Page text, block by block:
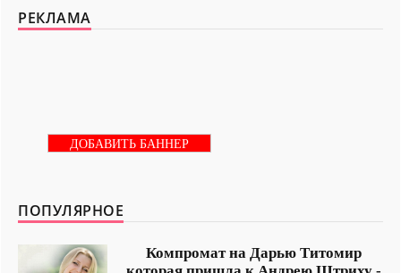
РЕКЛАМА
ДОБАВИТЬ БАННЕР
ПОПУЛЯРНОЕ
Компромат на Дарью Титомир